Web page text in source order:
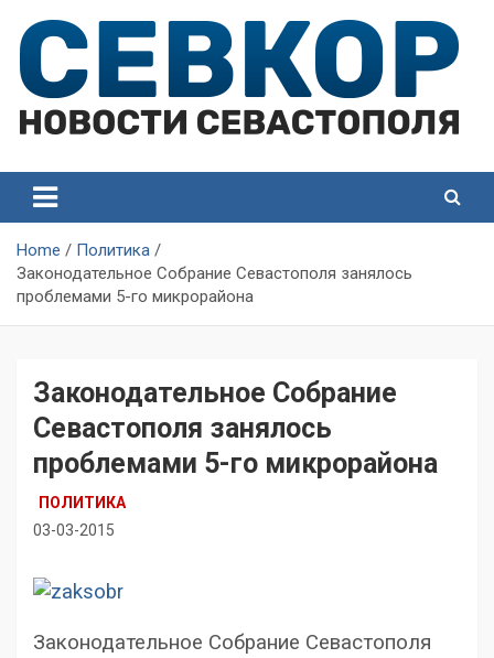
content
Севастополя
Севастополя
Home
Политика
Законодательное Собрание Севастополя занялось
проблемами 5-го микрорайона
Законодательное Собрание
Севастополя занялось
проблемами 5-го микрорайона
ПОЛИТИКА
03-03-2015
Законодательное Собрание Севастополя